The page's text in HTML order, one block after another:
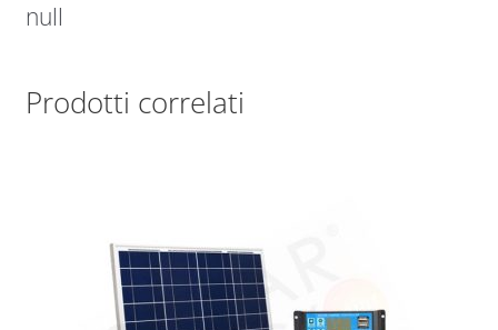
null
Prodotti correlati